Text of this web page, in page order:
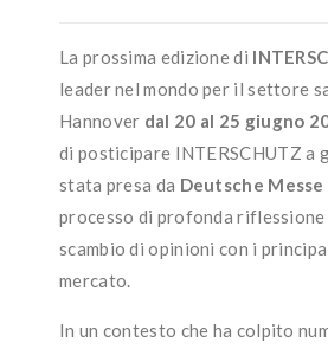
La prossima edizione di
leader nel mondo per il settore
Hannover dal 20 al 25 giugno
di posticipare INTERSCHUTZ a
stata presa da Deutsche Messe
processo di profonda riflessione
scambio di opinioni con i
mercato.
In un contesto che ha colpito